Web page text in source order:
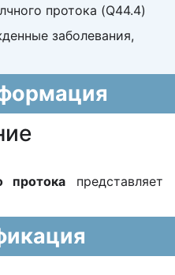
протока (Q44.4)
заболевания,
протока представляет